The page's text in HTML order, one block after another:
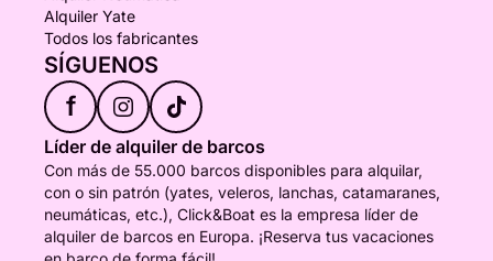
Alquiler Yate
Todos los fabricantes
SÍGUENOS
f
Líder de alquiler de barcos
Con más de 55.000 barcos disponibles para alquilar,
con o sin patrón (yates, veleros, lanchas, catamaranes,
neumáticas, etc.), Click&Boat es la empresa líder de
alquiler de barcos en Europa. ¡Reserva tus vacaciones